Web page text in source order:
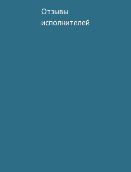
Отзывы
исполнителей